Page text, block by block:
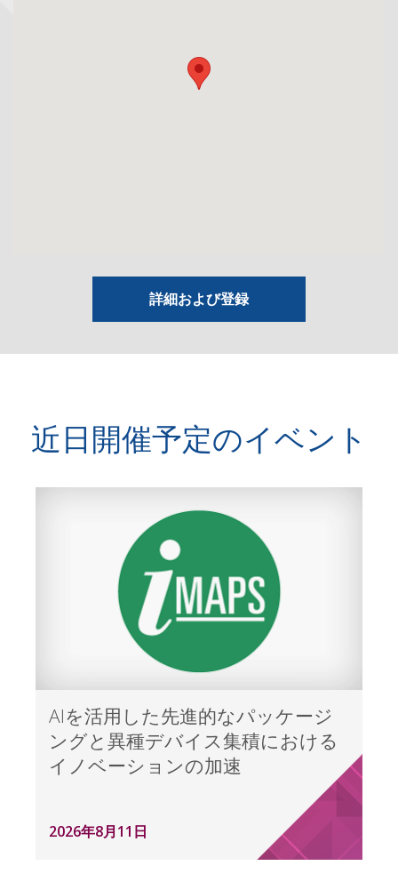
詳細および登録
近日開催予定のイベント
AIを活用した先進的なパッケージ
ングと異種デバイス集積における
イノベーションの加速
2026年8月11日